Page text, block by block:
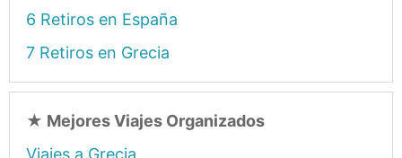
6 Retiros en España
7 Retiros en Grecia
★ Mejores Viajes Organizados
Viajes a Grecia